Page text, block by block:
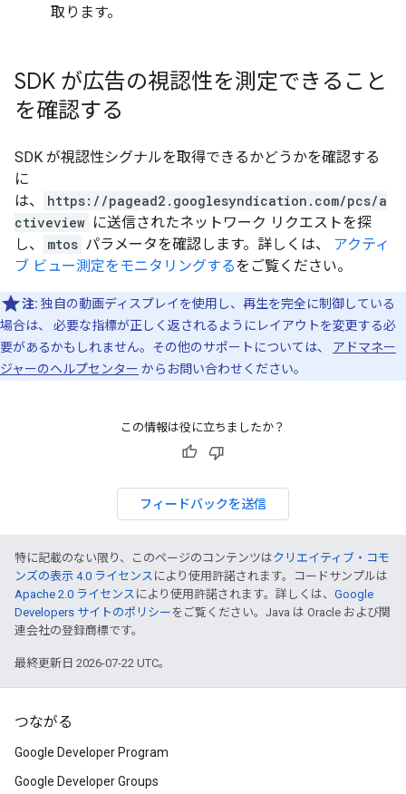
取ります。
SDK が広告の視認性を測定できること
を確認する
SDK が視認性シグナルを取得できるかどうかを確認する
に
は、
https://pagead2.googlesyndication.com/pcs/a
ctiveview に送信されたネットワーク リクエストを探
し、
mtos パラメータを確認します。詳しくは、 アクティ
ブ ビュー測定をモニタリングするをご覧ください。
注: 独自の動画ディスプレイを使用し、再生を完全に制御している
場合は、 必要な指標が正しく返されるようにレイアウトを変更する必
要があるかもしれません。その他のサポートについては、 アドマネー
ジャーのヘルプセンター からお問い合わせください。
この情報は役に立ちましたか？
フィードバックを送信
特に記載のない限り、このページのコンテンツはクリエイティブ・コモ
ンズの表示 4.0 ライセンス により使用許諾されます。コードサンプルは
Apache 2.0 ライセンス により使用許諾されます。詳しくは、 Google
Developers サイトのポリシー をご覧ください。Java は Oracle および関
連会社の登録商標です。
最終更新日 2026-07-22 UTC。
つながる
Google Developer Program
Google Developer Groups